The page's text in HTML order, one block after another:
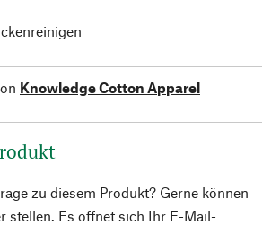
Knowledge Cotton Apparel
zu diesem Produkt? Gerne können
stellen. Es öffnet sich Ihr E-Mail-